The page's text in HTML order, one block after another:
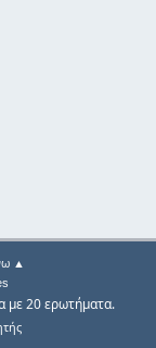
▲
με 20 ερωτήματα.